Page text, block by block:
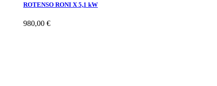
ROTENSO RONI X 5,1 kW
980,00 €